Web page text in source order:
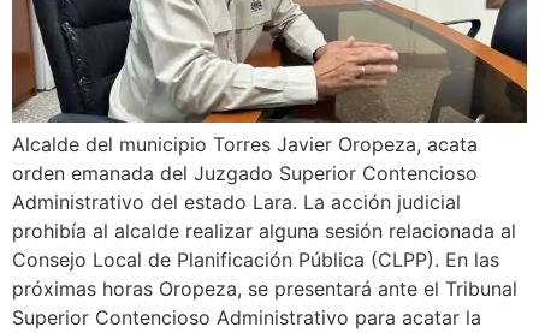
Alcalde del municipio Torres Javier Oropeza, acata
orden emanada del Juzgado Superior Contencioso
Administrativo del estado Lara. La acción judicial
prohibía al alcalde realizar alguna sesión relacionada al
Consejo Local de Planificación Pública (CLPP). En las
próximas horas Oropeza, se presentará ante el Tribunal
Superior Contencioso Administrativo para acatar la